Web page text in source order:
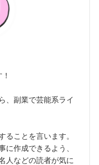
、副業で芸能系ライ
ることを言います。
に作成できるよう、
人などの読者が気に